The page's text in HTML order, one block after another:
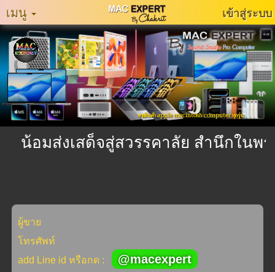
หน้า
หลัก
MacExpertMuzeum
แจ้ง
ปัญหา
การ
เรา
เมนู เข้าสู่ระบบ
ขายสินค้า apple macintosh computer ทุกรุ่น
น้อมส่งเสด็จสู่สวรรคาลัย สำนึกในพ
ผู้ขาย
โทรศัพท์
add Line id หรือกด :
@macexpert